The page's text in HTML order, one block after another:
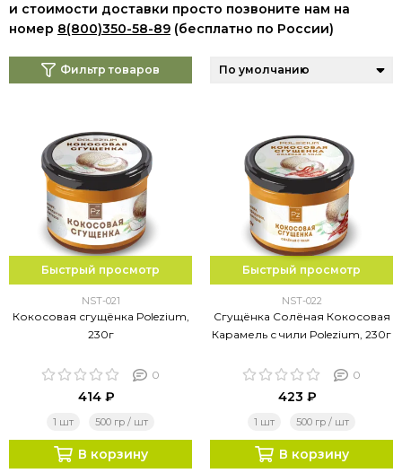
и стоимости доставки просто позвоните нам на
номер 8(800)350-58-89 (бесплатно по России)
Фильтр товаров
Быстрый просмотр
NST-021
Кокосовая сгущёнка Polezium,
230г
0
414 ₽
1 шт 500 гр / шт
В корзину
Быстрый просмотр
NST-022
Сгущёнка Солёная Кокосовая
Карамель с чили Polezium, 230г
0
423 ₽
1 шт 500 гр / шт
В корзину